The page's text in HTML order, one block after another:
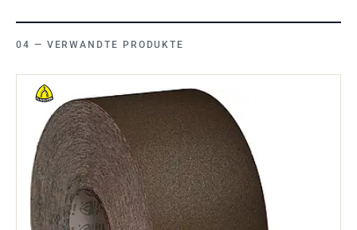
VERWANDTE PRODUKTE